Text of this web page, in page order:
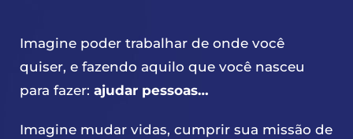
Imagine poder trabalhar de onde você
quiser, e fazendo aquilo que você nasceu
para fazer: ajudar pessoas…
Imagine mudar vidas, cumprir sua missão de